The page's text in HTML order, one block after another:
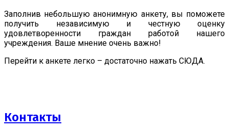
Заполнив небольшую анонимную анкету, вы поможете
получить независимую и честную оценку
удовлетворенности граждан работой нашего
учреждения. Ваше мнение очень важно!
Перейти к анкете легко – достаточно нажать СЮДА.
Контакты